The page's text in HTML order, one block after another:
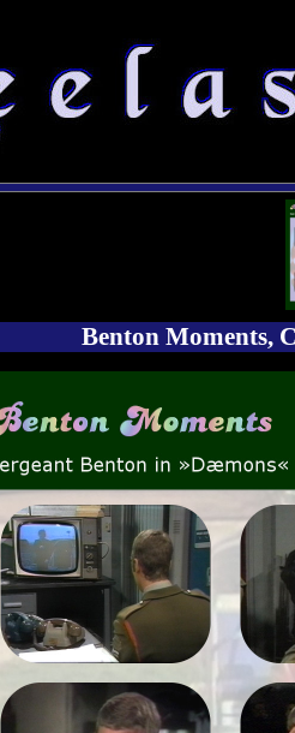
Benton Moments,